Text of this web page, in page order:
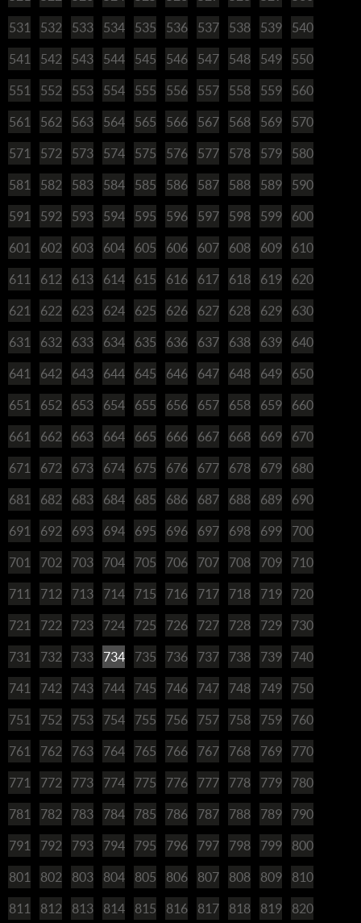
531 532 533 534 535 536 537 538 539 540
541 542 543 544 545 546 547 548 549 550
551 552 553 554 555 556 557 558 559 560
561 562 563 564 565 566 567 568 569 570
571 572 573 574 575 576 577 578 579 580
581 582 583 584 585 586 587 588 589 590
591 592 593 594 595 596 597 598 599 600
601 602 603 604 605 606 607 608 609 610
611 612 613 614 615 616 617 618 619 620
621 622 623 624 625 626 627 628 629 630
631 632 633 634 635 636 637 638 639 640
641 642 643 644 645 646 647 648 649 650
651 652 653 654 655 656 657 658 659 660
661 662 663 664 665 666 667 668 669 670
671 672 673 674 675 676 677 678 679 680
681 682 683 684 685 686 687 688 689 690
691 692 693 694 695 696 697 698 699 700
701 702 703 704 705 706 707 708 709 710
711 712 713 714 715 716 717 718 719 720
721 722 723 724 725 726 727 728 729 730
731 732 733 734 735 736 737 738 739 740
741 742 743 744 745 746 747 748 749 750
751 752 753 754 755 756 757 758 759 760
761 762 763 764 765 766 767 768 769 770
771 772 773 774 775 776 777 778 779 780
781 782 783 784 785 786 787 788 789 790
791 792 793 794 795 796 797 798 799 800
801 802 803 804 805 806 807 808 809 810
811 812 813 814 815 816 817 818 819 820